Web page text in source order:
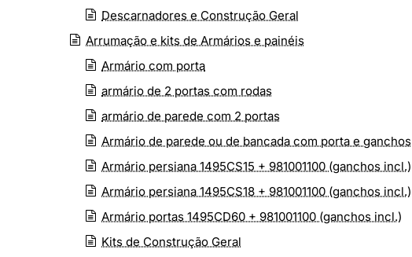
Descarnadores e Construção Geral
Arrumação e kits de Armários e painéis
Armário com porta
armário de 2 portas com rodas
armário de parede com 2 portas
Armário de parede ou de bancada com porta e ganchos
Armário persiana 1495CS15 + 981001100 (ganchos incl.)
Armário persiana 1495CS18 + 981001100 (ganchos incl.)
Armário portas 1495CD60 + 981001100 (ganchos incl.)
Kits de Construção Geral